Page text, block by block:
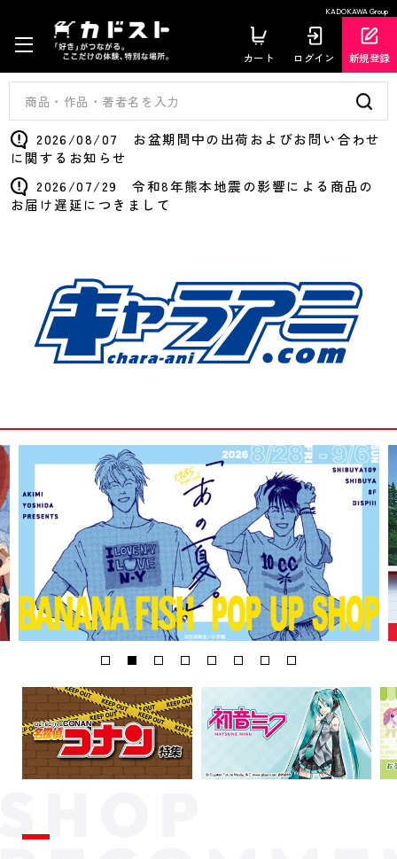
KADOKAWA Group
カート ログイン 新規登録
2026/08/07 お盆期間中の出荷およびお問い合わせ
に関するお知らせ
2026/07/29 令和8年熊本地震の影響による商品の
お届け遅延につきまして